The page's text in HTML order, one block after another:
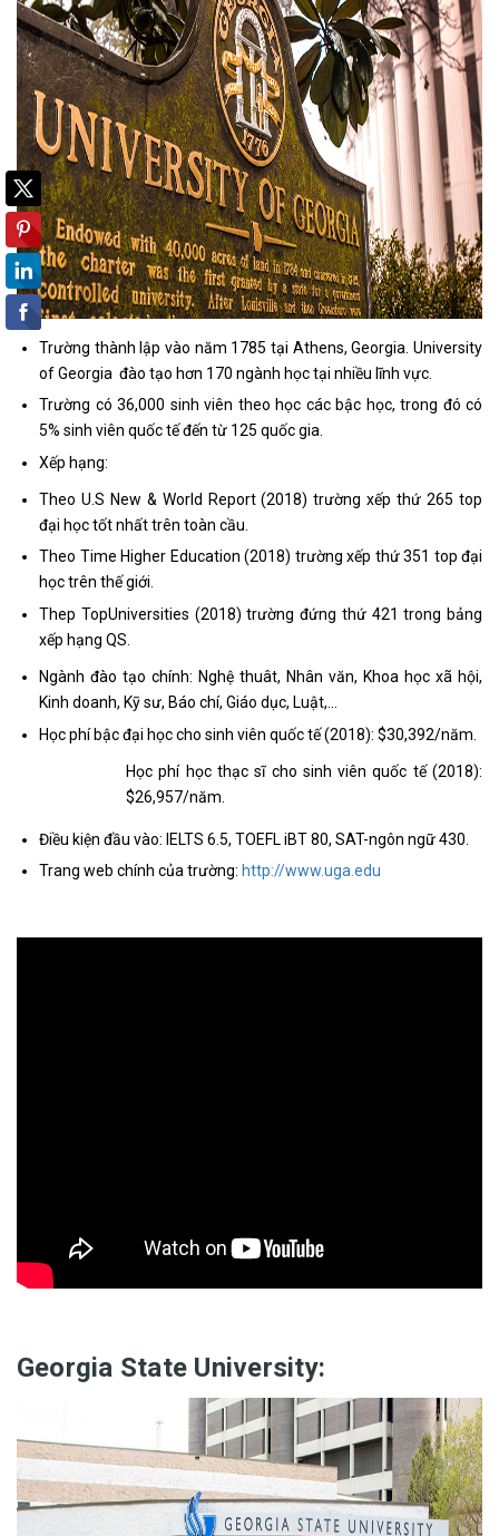
Trường thành lập vào năm 1785 tại Athens, Georgia. University
of Georgia đào tạo hơn 170 ngành học tại nhiều lĩnh vực.
Trường có 36,000 sinh viên theo học các bậc học, trong đó có
5% sinh viên quốc tế đến từ 125 quốc gia.
Xếp hạng:
Theo U.S New & World Report (2018) trường xếp thứ 265 top
đại học tốt nhất trên toàn cầu.
Theo Time Higher Education (2018) trường xếp thứ 351 top đại
học trên thế giới.
Thep TopUniversities (2018) trường đứng thứ 421 trong bảng
xếp hạng QS.
Ngành đào tạo chính: Nghệ thuât, Nhân văn, Khoa học xã hội,
Kinh doanh, Kỹ sư, Báo chí, Giáo dục, Luật,…
Học phí bậc đại học cho sinh viên quốc tế (2018): $30,392/năm.
Học phí học thạc sĩ cho sinh viên quốc tế (2018):
$26,957/năm.
Điều kiện đầu vào: IELTS 6.5, TOEFL iBT 80, SAT-ngôn ngữ 430.
Trang web chính của trường: http://www.uga.edu
Georgia State University: